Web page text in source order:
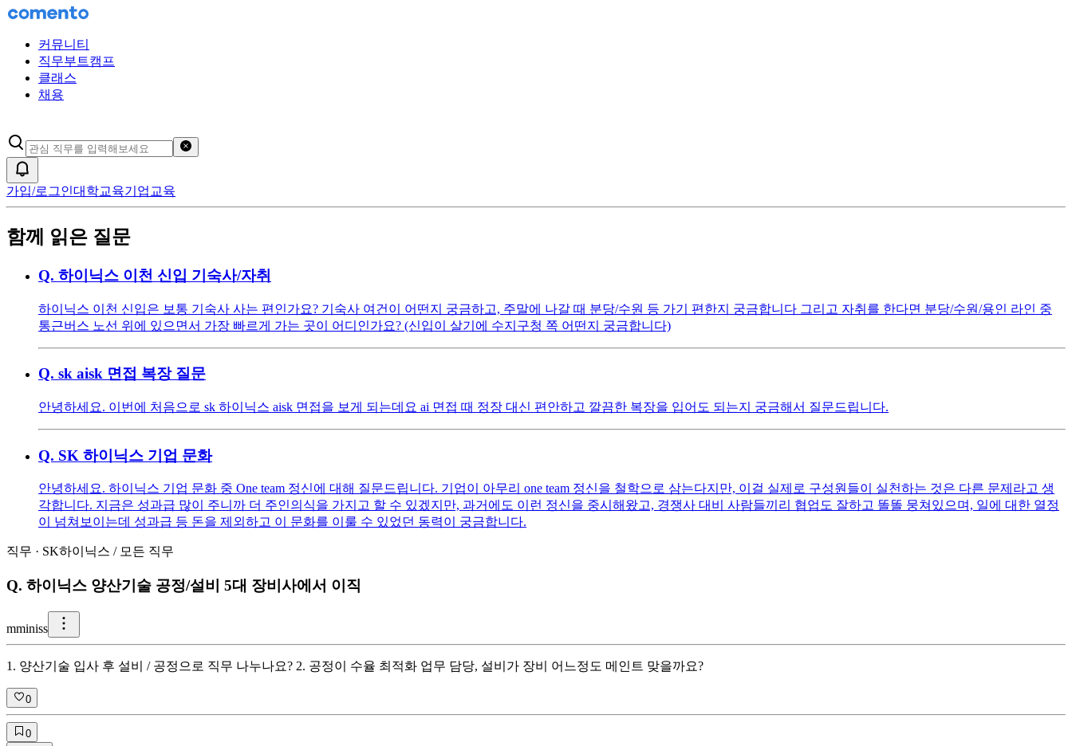
커뮤니티
직무부트캠프
클래스
채용
가입/로그인대학교육기업교육
함께 읽은 질문
Q. 하이닉스 이천 신입 기숙사/자취
하이닉스 이천 신입은 보통 기숙사 사는 편인가요? 기숙사 여건이 어떤지 궁금하고, 주말에 나갈 때 분당/수원 등 가기 편한지 궁금합니다 그리고 자취를 한다면 분당/수원/용인 라인 중
통근버스 노선 위에 있으면서 가장 빠르게 가는 곳이 어디인가요? (신입이 살기에 수지구청 쪽 어떤지 궁금합니다)
Q. sk aisk 면접 복장 질문
안녕하세요. 이번에 처음으로 sk 하이닉스 aisk 면접을 보게 되는데요 ai 면접 때 정장 대신 편안하고 깔끔한 복장을 입어도 되는지 궁금해서 질문드립니다.
Q. SK 하이닉스 기업 문화
안녕하세요. 하이닉스 기업 문화 중 One team 정신에 대해 질문드립니다. 기업이 아무리 one team 정신을 철학으로 삼는다지만, 이걸 실제로 구성원들이 실천하는 것은 다른 문제라고 생
각합니다. 지금은 성과급 많이 주니까 더 주인의식을 가지고 할 수 있겠지만, 과거에도 이런 정신을 중시해왔고, 경쟁사 대비 사람들끼리 협업도 잘하고 똘똘 뭉쳐있으며, 일에 대한 열정
이 넘쳐보이는데 성과급 등 돈을 제외하고 이 문화를 이룰 수 있었던 동력이 궁금합니다.
직무 · SK하이닉스 / 모든 직무
Q. 하이닉스 양산기술 공정/설비 5대 장비사에서 이직
mminiss
1. 양산기술 입사 후 설비 / 공정으로 직무 나누나요? 2. 공정이 수율 최적화 업무 담당, 설비가 장비 어느정도 메인트 맞을까요?
0
0